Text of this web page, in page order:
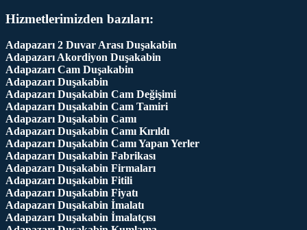
Hizmetlerimizden bazıları:
Adapazarı 2 Duvar Arası Duşakabin
Adapazarı Akordiyon Duşakabin
Adapazarı Cam Duşakabin
Adapazarı Duşakabin
Adapazarı Duşakabin Cam Değişimi
Adapazarı Duşakabin Cam Tamiri
Adapazarı Duşakabin Camı
Adapazarı Duşakabin Camı Kırıldı
Adapazarı Duşakabin Camı Yapan Yerler
Adapazarı Duşakabin Fabrikası
Adapazarı Duşakabin Firmaları
Adapazarı Duşakabin Fitili
Adapazarı Duşakabin Fiyatı
Adapazarı Duşakabin İmalatı
Adapazarı Duşakabin İmalatçısı